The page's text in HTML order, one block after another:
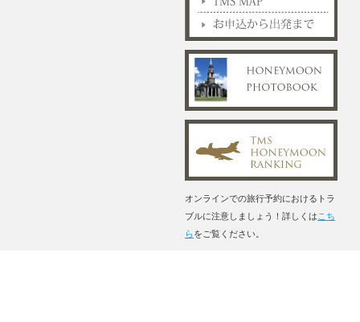
オンラインでの旅行予約におけるトラ
ブルに注意しましょう！詳しくは こち
らをご覧ください。